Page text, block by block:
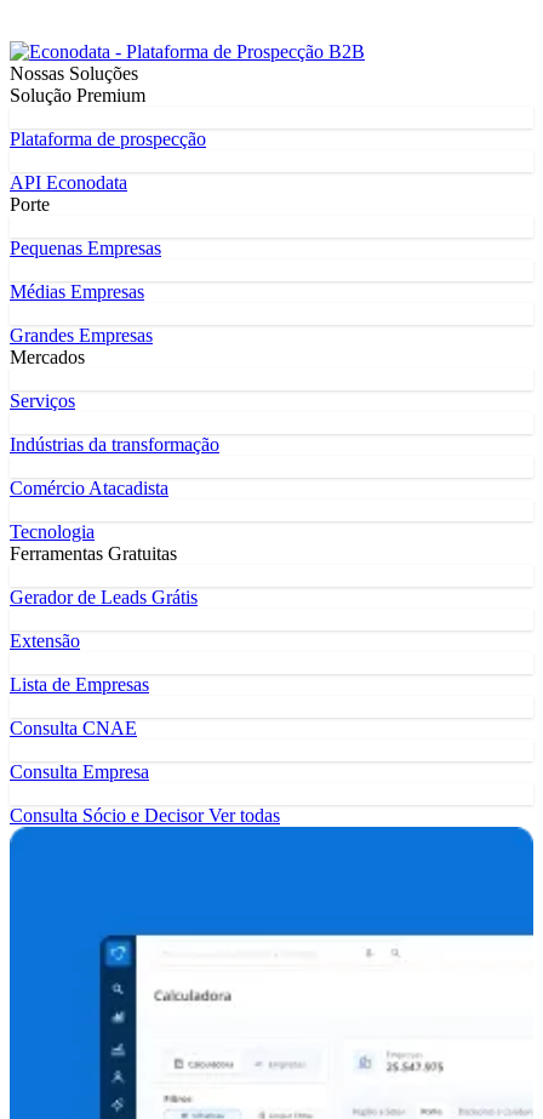
Nossas Soluções
Solução Premium
Plataforma de prospecção
API Econodata
Porte
Pequenas Empresas
Médias Empresas
Grandes Empresas
Mercados
Serviços
Indústrias da transformação
Comércio Atacadista
Tecnologia
Ferramentas Gratuitas
Gerador de Leads Grátis
Extensão
Lista de Empresas
Consulta CNAE
Consulta Empresa
Consulta Sócio e DecisorVer todas